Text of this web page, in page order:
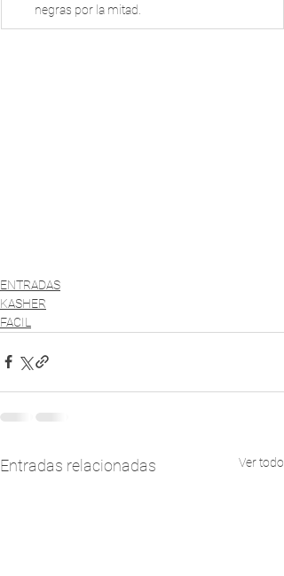
negras por la mitad.
ENTRADAS
KASHER
FACIL
Entradas relacionadas Ver todo